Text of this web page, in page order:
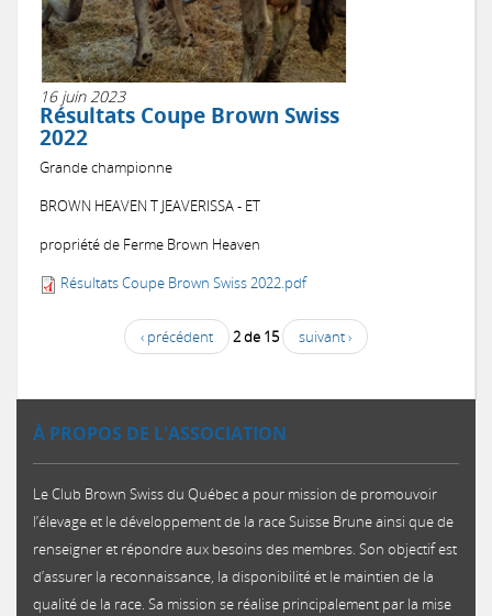
16 juin 2023
Résultats Coupe Brown Swiss
2022
Grande championne
BROWN HEAVEN T JEAVERISSA - ET
propriété de Ferme Brown Heaven
Résultats Coupe Brown Swiss 2022.pdf
‹ précédent 2 de 15 suivant ›
À PROPOS DE L'ASSOCIATION
Le Club Brown Swiss du Québec a pour mission de promouvoir
l’élevage et le développement de la race Suisse Brune ainsi que de
renseigner et répondre aux besoins des membres. Son objectif est
d’assurer la reconnaissance, la disponibilité et le maintien de la
qualité de la race. Sa mission se réalise principalement par la mise